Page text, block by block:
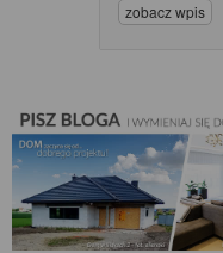
zobacz wpis